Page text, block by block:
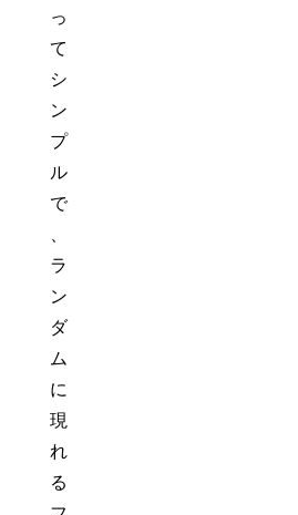
っ
て
シ
ン
プ
ル
で
ラ
ン
ダ
ム
に
現
れ
る